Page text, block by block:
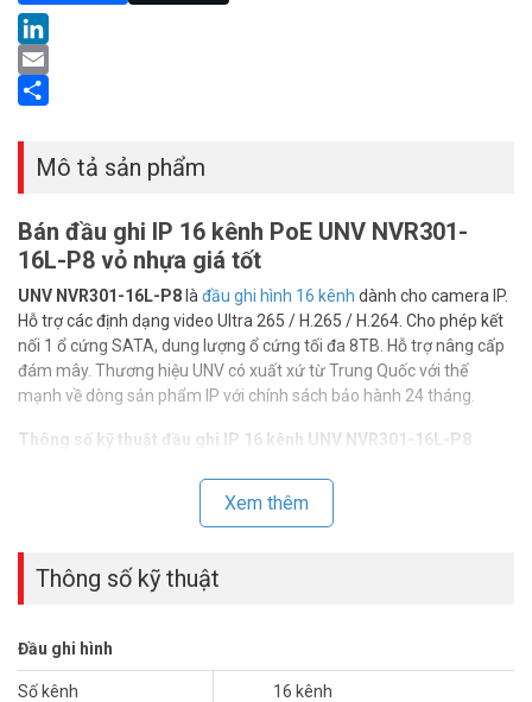
LinkedIn
Email
Mô tả sản phẩm
Bán đầu ghi IP 16 kênh PoE UNV NVR301-
16L-P8 vỏ nhựa giá tốt
UNV NVR301-16L-P8là đầu ghi hình 16 kênh dành cho camera IP.
Hỗ trợ các định dạng video Ultra 265 / H.265 / H.264. Cho phép kết
nối 1 ổ cứng SATA, dung lượng ổ cứng tối đa 8TB. Hỗ trợ nâng cấp
đám mây. Thương hiệu UNV có xuất xứ từ Trung Quốc với thế
mạnh về dòng sản phẩm IP với chính sách bảo hành 24 tháng.
Thông số kỹ thuật đầu ghi IP 16 kênh UNV NVR301-16L-P8
– Hỗ trợ các định dạng video Ultra 265/ H.265/ H.264.
– Khoảng cách kết nối từ NVR tới Camera IP lên tới 200m.
– Hỗ trợ Camera IP của bên thứ ba với chuẩn ONVIF: Profile S,
– Hỗ trợ 1 kênh HDMI, 1 kênh VGA.
– Kết xuất đồng thời HDMI và VGA.
– Ghi hình độ phân giải lên đến 4K.
Xem thêm
Thông số kỹ thuật
Đầu ghi hình
Số kênh 16 kênh